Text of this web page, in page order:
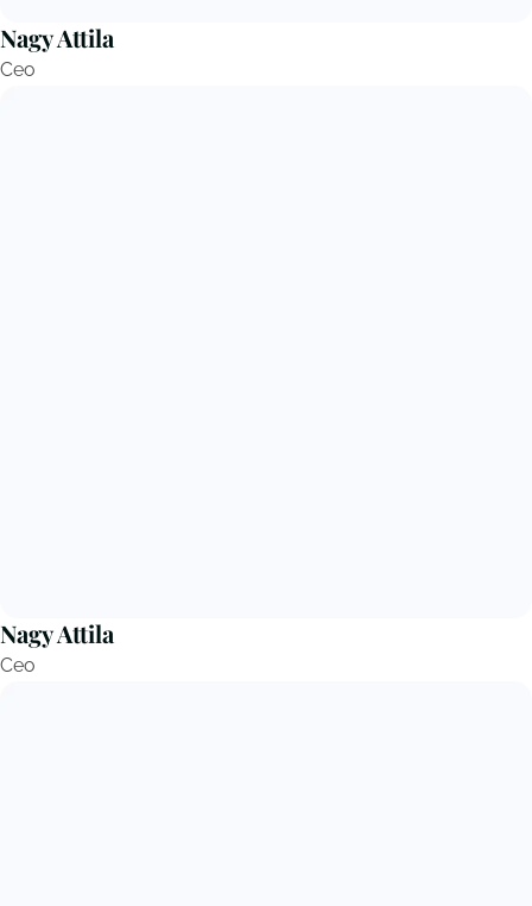
Nagy Attila
Ceo
Nagy Attila
Ceo